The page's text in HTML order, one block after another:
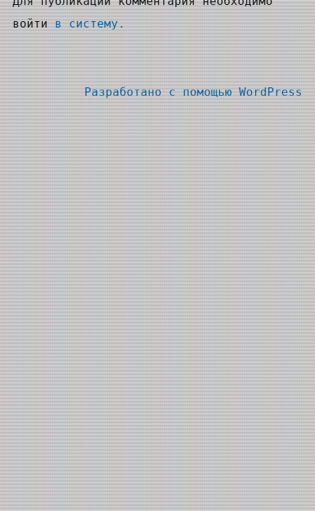
войтив систему.
Разработано с помощьюWordPress